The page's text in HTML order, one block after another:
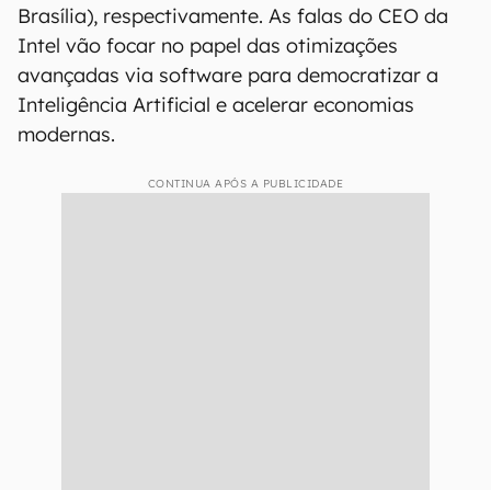
Brasília), respectivamente. As falas do CEO da
Intel vão focar no papel das otimizações
avançadas via software para democratizar a
Inteligência Artificial e acelerar economias
modernas.
CONTINUA APÓS A PUBLICIDADE